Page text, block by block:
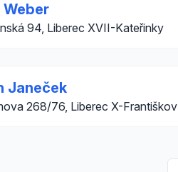
Weber
94, Liberec XVII-Kateřinky
Janeček
268/76, Liberec X-Františkov